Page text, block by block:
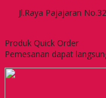
Jl.Raya Pajajaran
Produk Quick Order
Pemesanan dapat